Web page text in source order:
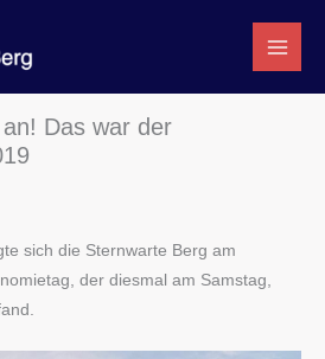
Das war der
sich die Sternwarte Berg am
der diesmal am Samstag,